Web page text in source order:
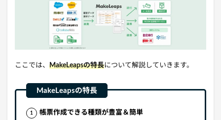
ここでは、 MakeLeapsの特長について解説していきます。
帳票作成できる種類が豊富＆簡単